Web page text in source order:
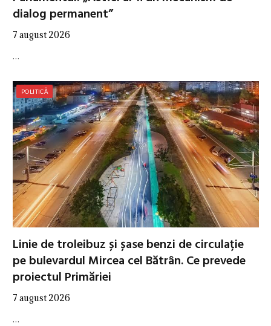
dialog permanent”
7 august 2026
…
POLITICĂ
Linie de troleibuz și șase benzi de circulație
pe bulevardul Mircea cel Bătrân. Ce prevede
proiectul Primăriei
7 august 2026
…